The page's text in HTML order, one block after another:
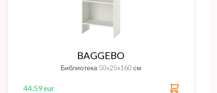
BAGGEBO
Библиотека 50x25x160 см
44.59 eur